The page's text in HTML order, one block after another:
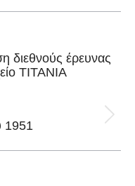
LinkedIn
διεθνούς έρευνας
ΤΙΤΑΝΙΑ
1951